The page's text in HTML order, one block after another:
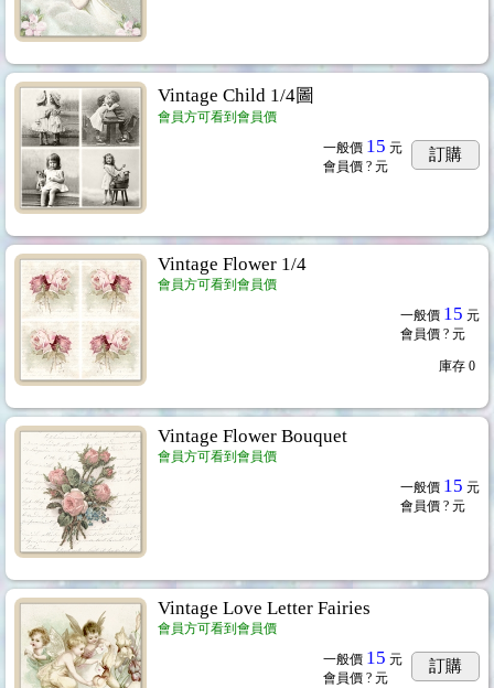
Vintage Child 1/4圖
會員方可看到會員價
一般價 15 元
會員價 ? 元
訂購
Vintage Flower 1/4
會員方可看到會員價
一般價 15 元
會員價 ? 元
庫存 0
Vintage Flower Bouquet
會員方可看到會員價
一般價 15 元
會員價 ? 元
Vintage Love Letter Fairies
會員方可看到會員價
一般價 15 元
會員價 ? 元
訂購